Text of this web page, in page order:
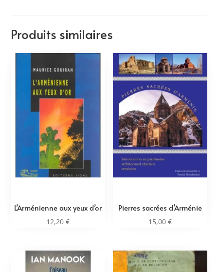
Produits similaires
L’Arménienne aux yeux d’or
12,20€
Pierres sacrées d’Arménie
15,00 €